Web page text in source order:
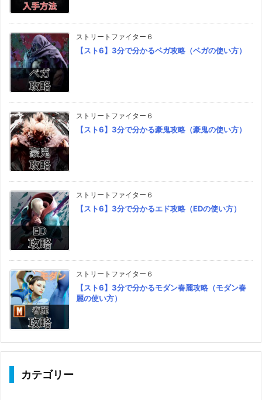
ストリートファイター６
【スト6】3分で分かるベガ攻略（ベガの使い方）
ストリートファイター６
【スト6】3分で分かる豪鬼攻略（豪鬼の使い方）
ストリートファイター６
【スト6】3分で分かるエド攻略（EDの使い方）
ストリートファイター６
【スト6】3分で分かるモダン春麗攻略（モダン春
麗の使い方）
カテゴリー